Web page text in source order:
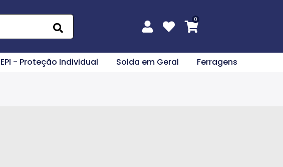
EPI - Proteção Individual Solda em Geral Ferragens